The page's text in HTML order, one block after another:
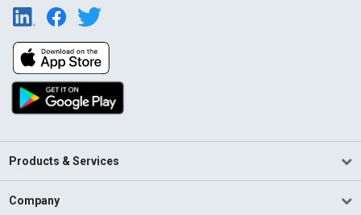
Products & Services
Company